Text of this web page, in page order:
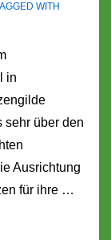
WITH
in
sehr über den
Ausrichtung
für ihre …